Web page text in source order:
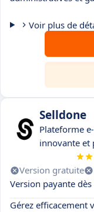
Voir plus de
Selldone
Plateforme
innovante et
Version gratuite
Version payante dès
Gérez efficacement